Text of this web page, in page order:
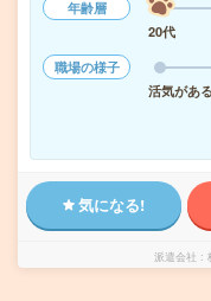
年齢層
20代
職場の様子
活気がある
気になる!
派遣会社